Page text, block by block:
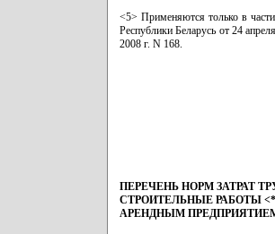
<5> Применяются только в
Республики Беларусь от 24
2008 г. N 168.
ПЕРЕЧЕНЬ НОРМ ЗАТРАТ
СТРОИТЕЛЬНЫЕ РАБОТЫ
АРЕНДНЫМ